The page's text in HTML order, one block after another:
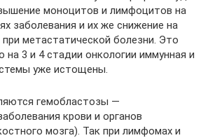
моноцитов и лимфоцитов на
заболевания и их же снижение на
при метастатической болезни. Это
на 3 и 4 стадии онкологии иммунная и
уже истощены.
гемобластозы —
крови и органов
мозга). Так при лимфомах и